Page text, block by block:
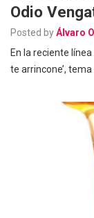
Odio
Posted byÁlvaro
En la reciente
te arrincone’,